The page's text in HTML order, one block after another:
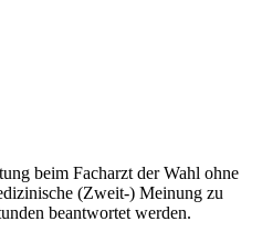
beim Facharzt der Wahl ohne
(Zweit-) Meinung zu
beantwortet werden.